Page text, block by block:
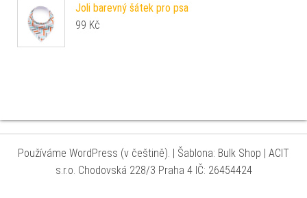
Joli barevný šátek pro psa
99 Kč
Používáme WordPress (v češtině). | Šablona: Bulk Shop | ACIT
s.r.o. Chodovská 228/3 Praha 4 IČ: 26454424